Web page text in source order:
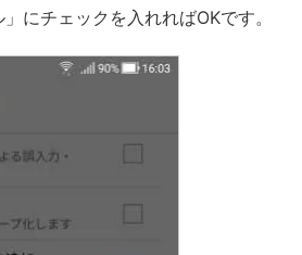
にチェックを入れればOKです。